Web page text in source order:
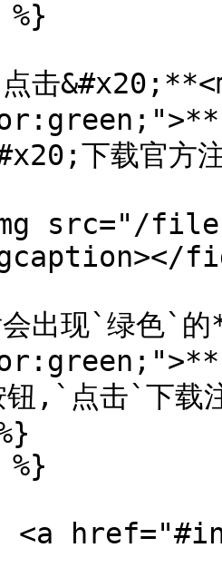
击
下载官方
src="/files/
出现`绿色`
,`点击`下载
<a